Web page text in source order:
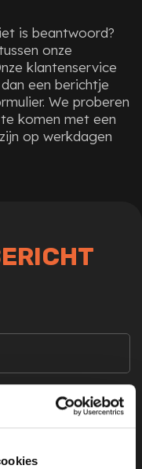
is beantwoord?
onze
klantenservice
een berichtje
We proberen
komen met een
op werkdagen